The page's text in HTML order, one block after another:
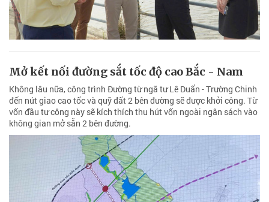
Mở kết nối đường sắt tốc độ cao Bắc - Nam
Không lâu nữa, công trình Đường từ ngã tư Lê Duẩn - Trường Chinh
đến nút giao cao tốc và quỹ đất 2 bên đường sẽ được khởi công. Từ
vốn đầu tư công này sẽ kích thích thu hút vốn ngoài ngân sách vào
không gian mở sẵn 2 bên đường.